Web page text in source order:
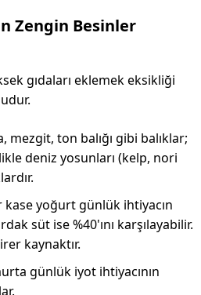
Zengin Besinler
gıdaları eklemek eksikliği
ton balığı gibi balıklar;
deniz yosunları (kelp, nori
yoğurt günlük ihtiyacın
süt ise %40'ını karşılayabilir.
kaynaktır.
günlük iyot ihtiyacının